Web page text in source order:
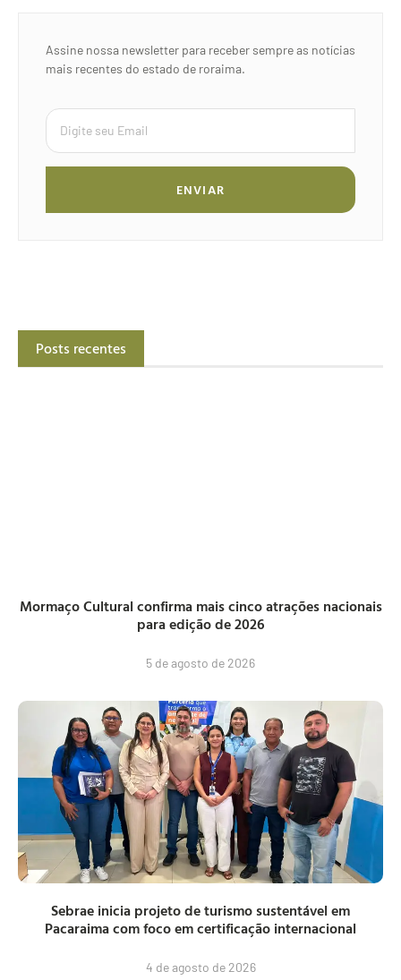
Assine nossa newsletter para receber sempre as notícias
mais recentes do estado de roraima.
ENVIAR
Posts recentes
Mormaço Cultural confirma mais cinco atrações nacionais
para edição de 2026
5 de agosto de 2026
Sebrae inicia projeto de turismo sustentável em
Pacaraima com foco em certificação internacional
4 de agosto de 2026